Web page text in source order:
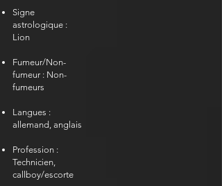
Signe
astrologique :
Lion
Fumeur/Non-
fumeur : Non-
fumeurs
Langues :
allemand, anglais
Profession :
Technicien,
callboy/escorte